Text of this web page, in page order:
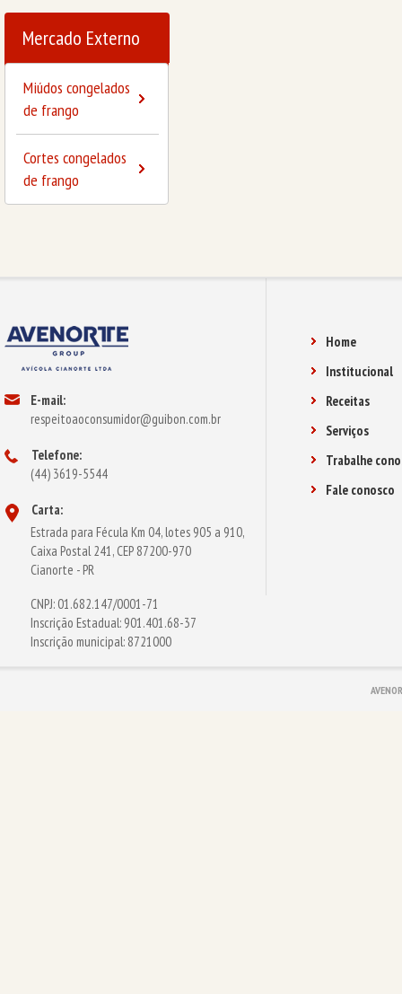
Mercado Externo
Miúdos congelados
de frango
Cortes congelados
de frango
E-mail:
respeitoaoconsumidor@guibon.com.br
Telefone:
(44) 3619-5544
Carta:
Estrada para Fécula Km 04, lotes 905 a 910,
Caixa Postal 241, CEP 87200-970
Cianorte - PR
CNPJ: 01.682.147/0001-71
Inscrição Estadual: 901.401.68-37
Inscrição municipal: 8721000
Home
Institucional
Receitas
Serviços
Trabalhe
Fale conosco